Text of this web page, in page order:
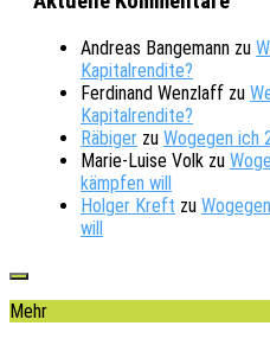
Andreas Bangemann zu
Kapitalrendite?
Ferdinand Wenzlaff zu
Kapitalrendite?
Räbiger zu Wogegen ich
Marie-Luise Volk zu
kämpfen will
Holger Kreft zu
will
Mehr